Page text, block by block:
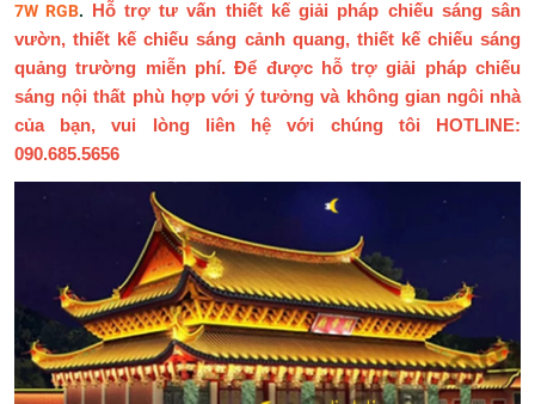
7W RGB.
Hỗ trợ tư vấn thiết kế giải pháp chiếu sáng sân
vườn, thiết kế chiếu sáng cảnh quang, thiết kế chiếu sáng
quảng trường miễn phí. Để được hỗ trợ giải pháp chiếu
sáng nội thất phù hợp với ý tưởng và không gian ngôi nhà
của bạn, vui lòng liên hệ với chúng tôi HOTLINE:
090.685.5656